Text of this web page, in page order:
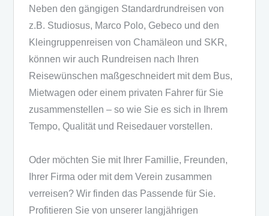
Neben den gängigen Standardrundreisen von
z.B. Studiosus, Marco Polo, Gebeco und den
Kleingruppenreisen von Chamäleon und SKR,
können wir auch Rundreisen nach Ihren
Reisewünschen maßgeschneidert mit dem Bus,
Mietwagen oder einem privaten Fahrer für Sie
zusammenstellen – so wie Sie es sich in Ihrem
Tempo, Qualität und Reisedauer vorstellen.
Oder möchten Sie mit Ihrer Famillie, Freunden,
Ihrer Firma oder mit dem Verein zusammen
verreisen? Wir finden das Passende für Sie.
Profitieren Sie von unserer langjährigen